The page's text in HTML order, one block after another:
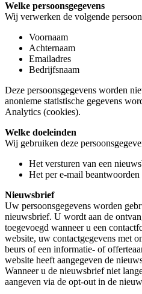
Welke persoonsgegevens
Wij verwerken de volgende
Voornaam
Achternaam
Emailadres
Bedrijfsnaam
Deze persoonsgegevens worden
anonieme statistische gegevens
Analytics (cookies).
Welke doeleinden
Wij gebruiken deze
Het versturen van een
Het per e-mail
Nieuwsbrief
Uw persoonsgegevens worden
nieuwsbrief. U wordt aan de
toegevoegd wanneer u een
website, uw contactgegevens met
beurs of een informatie- of
website heeft aangegeven de
Wanneer u de nieuwsbrief niet
aangeven via de opt-out in de